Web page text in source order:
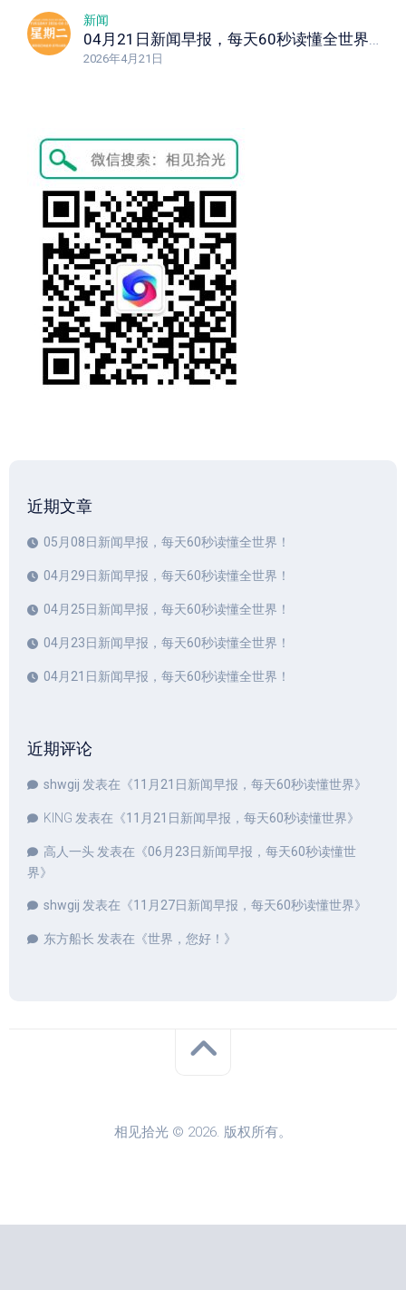
新闻
04月21日新闻早报，每天60秒读懂全世界！
2026年4月21日
近期文章
05月08日新闻早报，每天60秒读懂全世界！
04月29日新闻早报，每天60秒读懂全世界！
04月25日新闻早报，每天60秒读懂全世界！
04月23日新闻早报，每天60秒读懂全世界！
04月21日新闻早报，每天60秒读懂全世界！
近期评论
shwgij 发表在《11月21日新闻早报，每天60秒读懂世界》
KING 发表在《11月21日新闻早报，每天60秒读懂世界》
高人一头发表在《06月23日新闻早报，每天60秒读懂世
界》
shwgij 发表在《11月27日新闻早报，每天60秒读懂世界》
东方船长 发表在《世界，您好！ 》
相见拾光 © 2026. 版权所有。